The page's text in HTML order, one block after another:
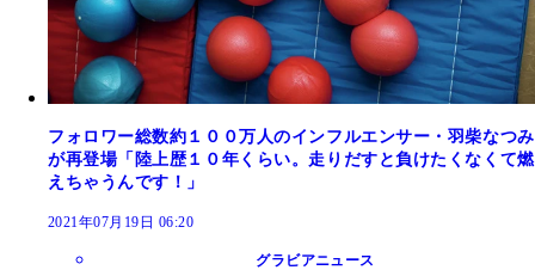
フォロワー総数約１００万人のインフルエンサー・羽柴なつみ
が再登場「陸上歴１０年くらい。走りだすと負けたくなくて燃
えちゃうんです！」
2021年07月19日 06:20
グラビアニュース